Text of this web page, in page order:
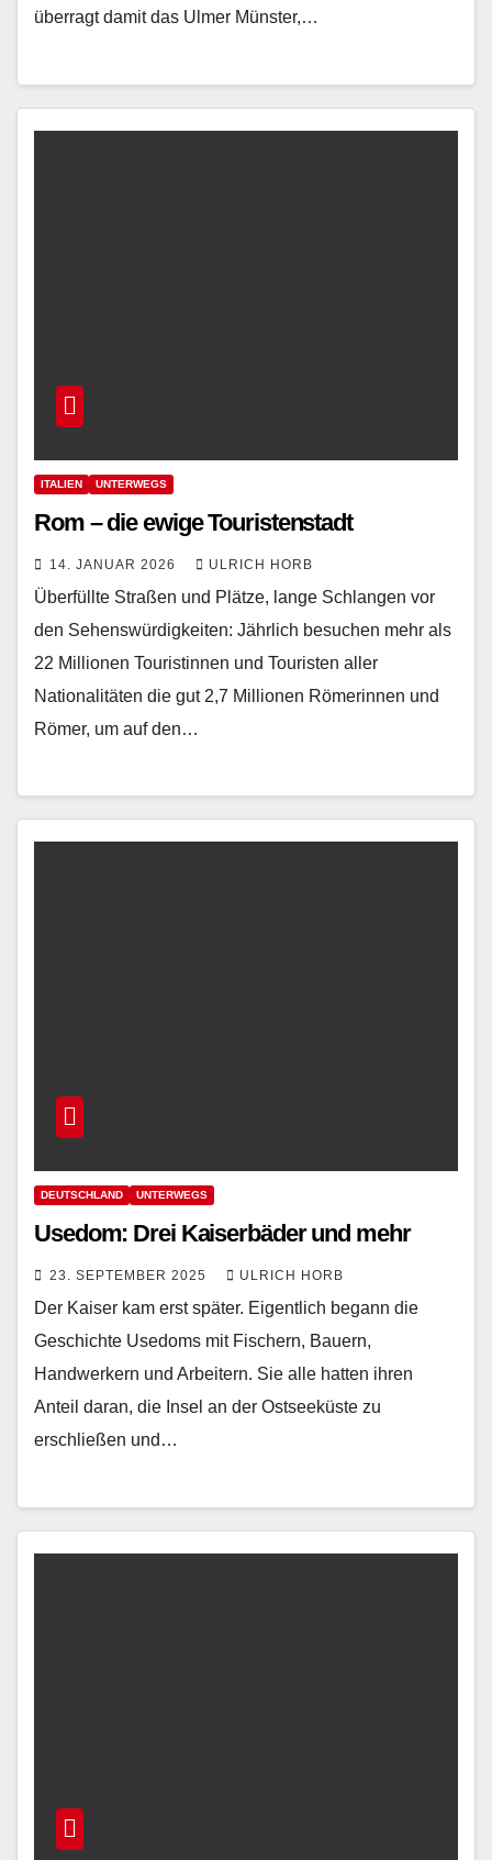
überragt damit das Ulmer Münster,…
ITALIEN UNTERWEGS
Rom – die ewige Touristenstadt
14. JANUAR 2026 ULRICH HORB
Überfüllte Straßen und Plätze, lange Schlangen vor
den Sehenswürdigkeiten: Jährlich besuchen mehr als
22 Millionen Touristinnen und Touristen aller
Nationalitäten die gut 2,7 Millionen Römerinnen und
Römer, um auf den…
DEUTSCHLAND UNTERWEGS
Usedom: Drei Kaiserbäder und mehr
23. SEPTEMBER 2025 ULRICH HORB
Der Kaiser kam erst später. Eigentlich begann die
Geschichte Usedoms mit Fischern, Bauern,
Handwerkern und Arbeitern. Sie alle hatten ihren
Anteil daran, die Insel an der Ostseeküste zu
erschließen und…